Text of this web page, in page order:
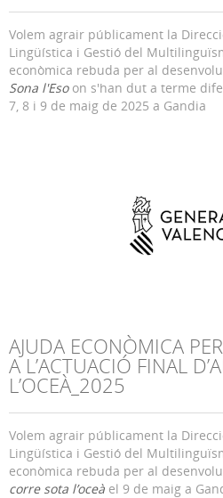
Volem agrair públicament la
Lingüística i Gestió del
econòmica rebuda per al
Sona l'Eso on s'han dut a terme
7, 8 i 9 de maig de 2025 a Gandia
AJUDA ECONÒMICA PER
A L’ACTUACIÓ FINAL
L’OCEÀ_2025
Volem agrair públicament la
Lingüística i Gestió del
econòmica rebuda per al
corre sota l’oceà el 9 de maig a